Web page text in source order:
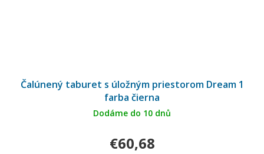
Čalúnený taburet s úložným priestorom Dream 1
farba čierna
Dodáme do 10 dnů
€60,68